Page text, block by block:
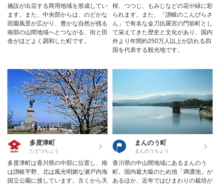
施設が出店する商用地域を形成してい
ます。また、中央部からは、のどかな
田園風景が広がり、豊かな自然が残る
南部の山間地域へとつながる、街と田
舎がほどよく調和した町です。
桜、つつじ、もみじなどの花や緑に彩
られます。また、「讃岐のこんぴらさ
ん」で有名な金刀比羅宮の門前町とし
て栄えてきた歴史と文化があり、国内
外より年間約250万人以上が訪れる四
国を代表する観光地です。
多度津町
たどつちょう
多度津町は香川県の中部に位置し、南
は讃岐平野、北は風光明媚な瀬戸内海
国立公園に接しています。古くから天
まんのう町
まんのうちょう
香川県の中山間地域にあるまんのう
町。国内最大級のため池「満濃池」が
あるほか、近年ではひまわりの栽培が